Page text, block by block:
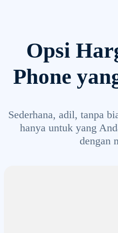
Opsi
Phone
Sederhana, adil, tanpa
hanya untuk yang
dengan